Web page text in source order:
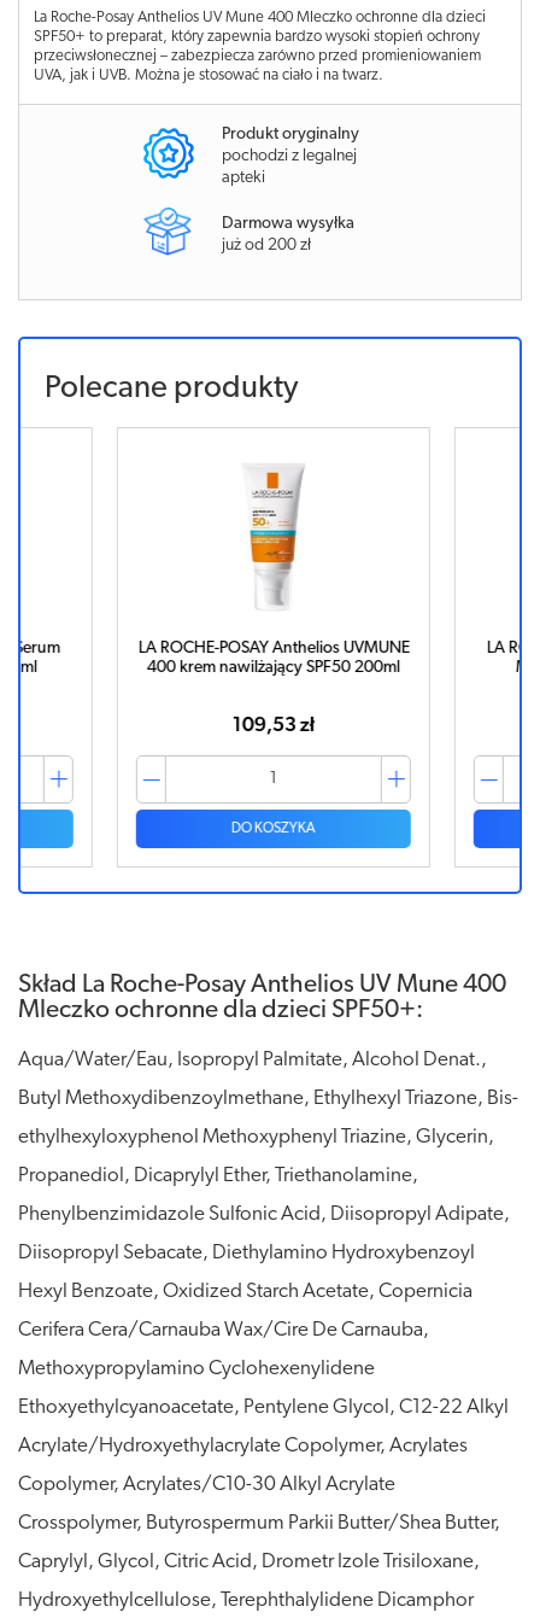
La Roche-Posay Anthelios UV Mune 400 Mleczko ochronne dla dzieci
SPF50+ to preparat, który zapewnia bardzo wysoki stopień ochrony
przeciwsłonecznej – zabezpiecza zarówno przed promieniowaniem
UVA, jak i UVB. Można je stosować na ciało i na twarz.
Produkt oryginalny
pochodzi z legalnej
apteki
Darmowa wysyłka
już od 200 zł
Polecane produkty
LA ROCHE-POSAY Anthelios UVMUNE
400 krem nawilżający SPF50 200ml
109,53 zł
DO KOSZYKA
LA
Skład La Roche-Posay Anthelios UV Mune 400
Mleczko ochronne dla dzieci SPF50+:
Aqua/Water/Eau, Isopropyl Palmitate, Alcohol Denat.,
Butyl Methoxydibenzoylmethane, Ethylhexyl Triazone, Bis-
ethylhexyloxyphenol Methoxyphenyl Triazine, Glycerin,
Propanediol, Dicaprylyl Ether, Triethanolamine,
Phenylbenzimidazole Sulfonic Acid, Diisopropyl Adipate,
Diisopropyl Sebacate, Diethylamino Hydroxybenzoyl
Hexyl Benzoate, Oxidized Starch Acetate, Copernicia
Cerifera Cera/Carnauba Wax/Cire De Carnauba,
Methoxypropylamino Cyclohexenylidene
Ethoxyethylcyanoacetate, Pentylene Glycol, C12-22 Alkyl
Acrylate/Hydroxyethylacrylate Copolymer, Acrylates
Copolymer, Acrylates/C10-30 Alkyl Acrylate
Crosspolymer, Butyrospermum Parkii Butter/Shea Butter,
Caprylyl, Glycol, Citric Acid, Drometr Izole Trisiloxane,
Hydroxyethylcellulose, Terephthalylidene Dicamphor